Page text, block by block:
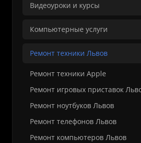
Видеоуроки и курсы
Компьютерные услуги
Ремонт техники Львов
Ремонт техники Apple
Ремонт игровых приставок
Ремонт ноутбуков Львов
Ремонт телефонов Львов
Ремонт компьютеров Львов